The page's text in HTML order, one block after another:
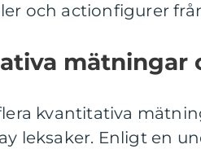
och actionfigurer
mätningar
kvantitativa
leksaker. Enligt en